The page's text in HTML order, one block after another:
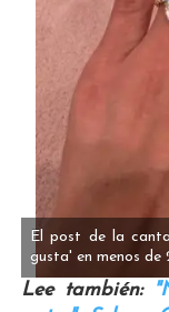
El post de la
gusta' en menos de
Lee también: